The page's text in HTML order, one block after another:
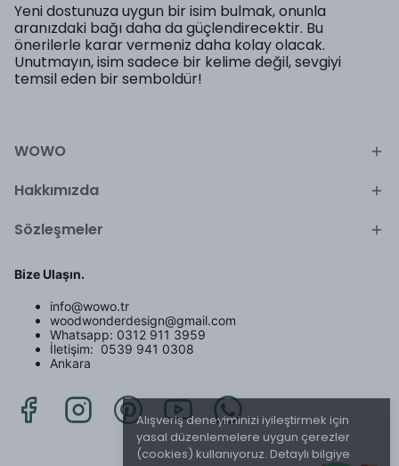
Alışveriş deneyiminizi iyileştirmek için
yasal düzenlemelere uygun çerezler
(cookies) kullanıyoruz. Detaylı bilgiye
Yeni dostunuza uygun bir isim bulmak, onunla
aranızdaki bağı daha da güçlendirecektir. Bu
önerilerle karar vermeniz daha kolay olacak.
Unutmayın, isim sadece bir kelime değil, sevgiyi
temsil eden bir semboldür!
WOWO
Hakkımızda
Sözleşmeler
Bize Ulaşın.
info@wowo.tr
woodwonderdesign@gmail.com
Whatsapp: 0312 911 3959
İletişim: 0539 941 0308
Ankara